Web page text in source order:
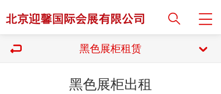
黑色展柜租赁
黑色展柜出租